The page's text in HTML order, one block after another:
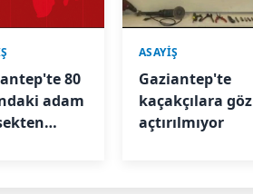
80
adam
ASAYİŞ
Gaziantep'te
kaçakçılara göz
açtırılmıyor